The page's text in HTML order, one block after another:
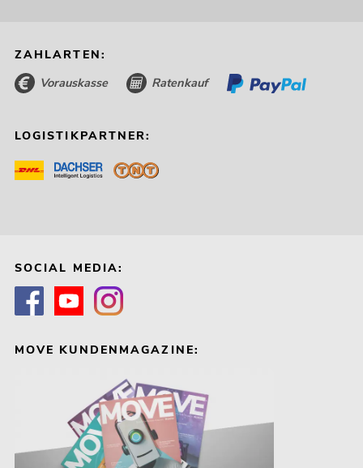
ZAHLARTEN:
Vorauskasse Ratenkauf
LOGISTIKPARTNER:
SOCIAL MEDIA:
MOVE KUNDENMAGAZINE: